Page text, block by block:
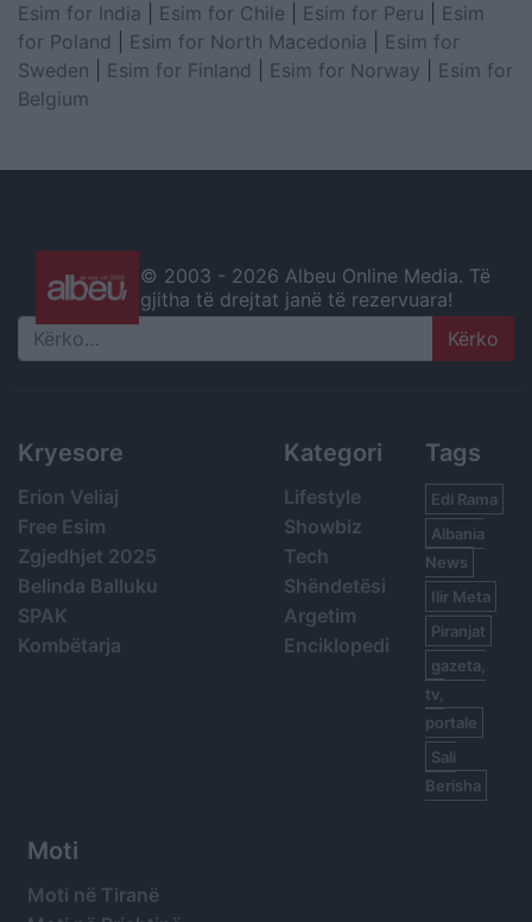
Esim for India
Esim for Chile Esim for Peru
Esim
for Poland
Esim for North Macedonia
Esim for
Sweden
Esim for Finland Esim for Norway
Esim for
Belgium
© 2003 - 2026 Albeu Online Media. Të
gjitha të drejtat janë të rezervuara!
Search
Kryesore
Erion Veliaj
Free Esim
Zgjedhjet 2025
Belinda Balluku
SPAK
Kombëtarja
Kategori
Lifestyle
Showbiz
Tech
Shëndetësi
Argetim
Enciklopedi
Tags
Edi Rama
Albania
News
Ilir Meta
Piranjat
gazeta,
tv,
portale
Sali
Berisha
Moti
Moti në Tiranë